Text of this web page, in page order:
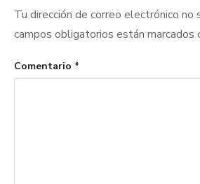
Tu dirección de correo electrónico no
campos obligatorios están marcados
Comentario *